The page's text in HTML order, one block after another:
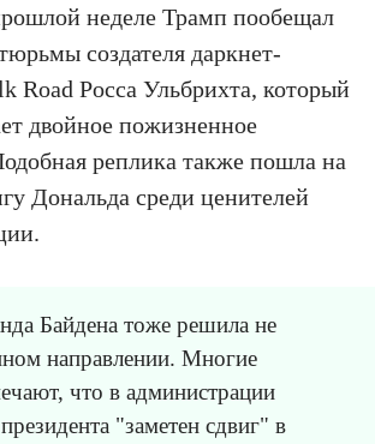
неделе Трамп пообещал
создателя даркнет-
Road Росса Ульбрихта, который
двойное пожизненное
реплика также пошла на
Дональда среди ценителей
Байдена тоже решила не
направлении. Многие
что в администрации
"заметен сдвиг" в